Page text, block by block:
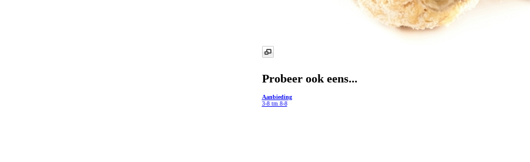
Probeer ook eens...
Aanbieding
3-8 tm 8-8